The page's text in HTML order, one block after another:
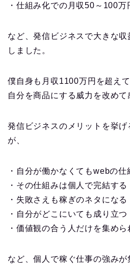
・仕組み化での月収50～100万
など、発信ビジネスで大きな
しました。
僕自身も月収1100万円を超えて
自分を商品にする威力を改めて
発信ビジネスのメリットを挙
が、
・自分が働かなくてもwebの
・その仕組みは個人で完結する
・失敗さえも稼ぎのネタになる
・自分がどこにいても成り立つ
・価値観の合う人だけを集めら
など、個人で稼ぐ仕事の強みが